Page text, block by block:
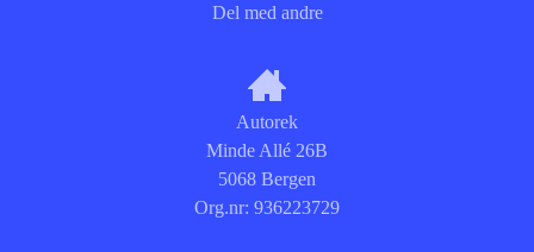
Del med andre
Autorek
Minde Allé 26B
5068 Bergen
Org.nr: 936223729